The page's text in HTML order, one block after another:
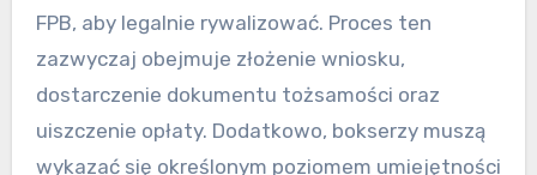
FPB, aby legalnie rywalizować. Proces ten
zazwyczaj obejmuje złożenie wniosku,
dostarczenie dokumentu tożsamości oraz
uiszczenie opłaty. Dodatkowo, bokserzy muszą
wykazać się określonym poziomem umiejętności